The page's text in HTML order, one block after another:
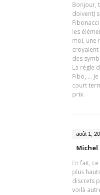
Bonjour,
doivent)
les
moi, une
des
La règle
Fibo, ...
court
prix.
août 1,
Michel
En fait,
plus
discrets
voilà